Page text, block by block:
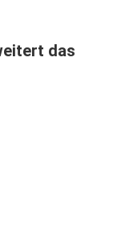
das